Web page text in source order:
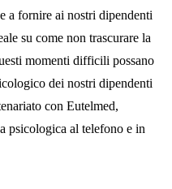
a fornire ai nostri dipendenti
su come non trascurare la
momenti difficili possano
dei nostri dipendenti
con Eutelmed,
psicologica al telefono e in